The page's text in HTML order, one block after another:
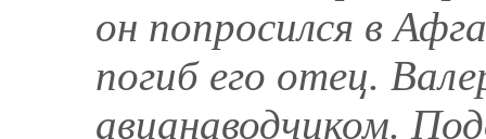
он попросился в
погиб его отец.
авианаводчиком.